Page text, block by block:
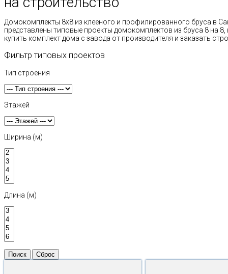
Домокомплекты 8х8 из клееного и профилированного бруса в
представлены типовые проекты домокомплектов из бруса 8 на
купить комплект дома с завода от производителя и заказать
Фильтр типовых проектов
Тип строения
Этажей
Ширина (м)
Длина (м)